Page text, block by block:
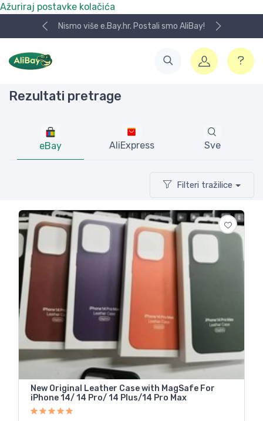
Ažuriraj postavke kolačića
Koristite naša skladišta u UK, USA i DE.
Rezultati pretrage
eBay AliExpress Sve
Filteri tražilice
New Original Leather Case with MagSafe For
iPhone 14/ 14 Pro/ 14 Plus/14 Pro Max